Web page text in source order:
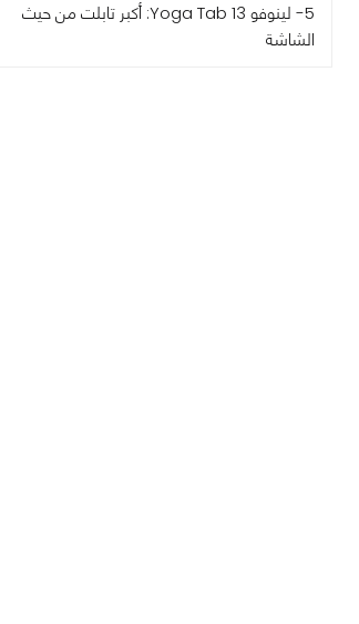
5- لينوفو Yoga Tab 13: أكبر تابلت من حيث
الشاشة